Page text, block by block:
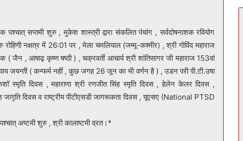
पश्चात् सप्तमी शुरु , मुकेश शास्त्री द्वारा संकलित पंचांग , सर्वदोषनाशक रवियोग
नक्षत्र में 26:01 पर , मेला चमलियाल (जम्मू-कश्मीर) , श्री गोविंद महाराज
( जैन , आषाढ़ कृष्ण षष्ठी ) , चक्रवर्ती आचार्य श्री शांतिसागर जी महाराज 153वां
जयन्ती ( कन्फर्म नहीं , कुछ जगह 26 जून का भी वर्णन है ) , उडन परी पी.टी.उषा
स्मृति दिवस , महाराणा श्री रणजीत सिंह स्मृति दिवस , हेलेन केलर दिवस ,
, यूएसए (National PTSD
अष्टमी शुरु , श्री कालाष्टमी व्रत।*